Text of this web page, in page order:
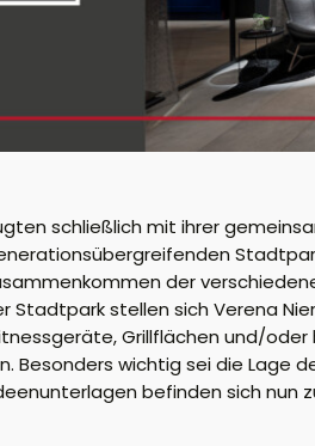
schließlich mit ihrer
der
stellen sich Verena
Grillflächen und/
Besonders wichtig sei die Lage
befinden sich